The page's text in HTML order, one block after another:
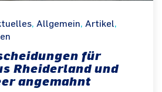
, Allgemein, Artikel,
für
Rheiderland und
angemahnt